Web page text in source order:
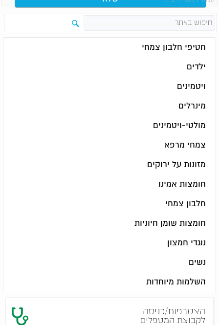
חטיפי חלבון צמחי
ילדים
ויטמינים
מינרלים
מולטי-ויטמינים
צמחי מרפא
מזונות על ירוקים
חומצות אמינו
חלבון צמחי
חומצות שומן חיוניות
נוגדי חמצון
נשים
השלמות מיוחדות
הצטרפות/כניסה
לקבוצת המטפלים